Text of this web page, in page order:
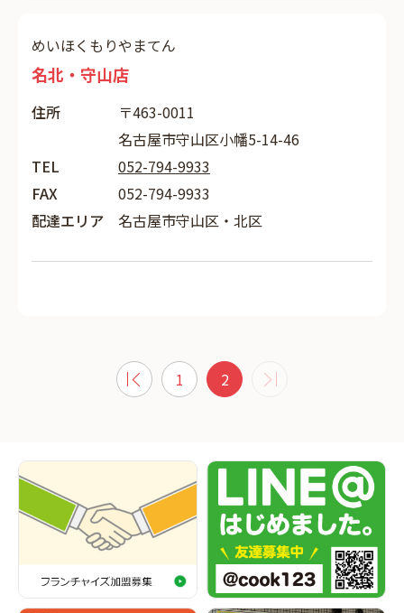
めいほくもりやまてん
名北・守山店
住所
〒463-0011
名古屋市守山区小幡5-14-46
TEL
052-794-9933
FAX
052-794-9933
配達エリア
名古屋市守山区・北区
1 2